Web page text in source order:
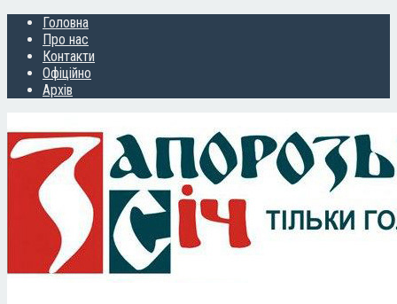
Головна
Про нас
Контакти
Офіційно
Архів